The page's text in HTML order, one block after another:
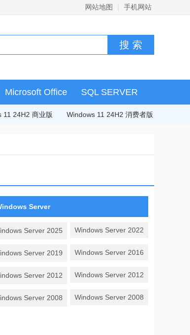
网站地图 | 手机网站
Microsoft Office SQL SERVER
11 24H2 商业版 Windows 11 24H2 消费者版
Server
Server 2025 Windows Server 2022
Server 2019 Windows Server 2016
Server 2012 Windows Server 2012
Server 2008 Windows Server 2008